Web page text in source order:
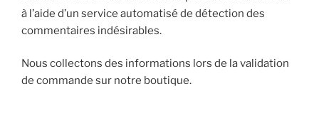
à l’aide d’un service automatisé de détection des
commentaires indésirables.
Nous collectons des informations lors de la validation
de commande sur notre boutique.